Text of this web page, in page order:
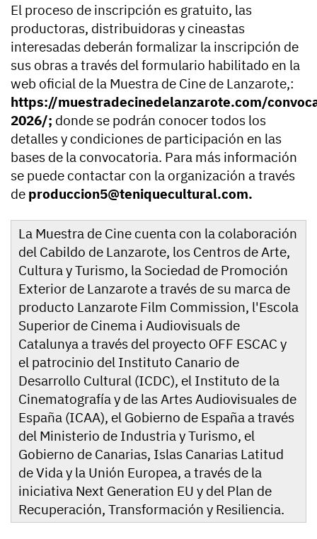
El proceso de inscripción es gratuito, las
productoras, distribuidoras y cineastas
interesadas deberán formalizar la inscripción de
sus obras a través del formulario habilitado en la
web oficial de la Muestra de Cine de Lanzarote,:
https://muestradecinedelanzarote.com/
2026/; donde se podrán conocer todos los
detalles y condiciones de participación en las
bases de la convocatoria. Para más información
se puede contactar con la organización a través
de produccion5@teniquecultural.com.
La Muestra de Cine cuenta con la colaboración
del Cabildo de Lanzarote, los Centros de Arte,
Cultura y Turismo, la Sociedad de Promoción
Exterior de Lanzarote a través de su marca de
producto Lanzarote Film Commission, l'Escola
Superior de Cinema i Audiovisuals de
Catalunya a través del proyecto OFF ESCAC y
el patrocinio del Instituto Canario de
Desarrollo Cultural (ICDC), el Instituto de la
Cinematografía y de las Artes Audiovisuales de
España (ICAA), el Gobierno de España a través
del Ministerio de Industria y Turismo, el
Gobierno de Canarias, Islas Canarias Latitud
de Vida y la Unión Europea, a través de la
iniciativa Next Generation EU y del Plan de
Recuperación, Transformación y Resiliencia.